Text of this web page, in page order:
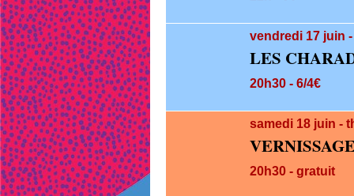
vendredi 17 juin
LES
20h30 - 6/4€
samedi 18 juin -
20h30 - gratuit